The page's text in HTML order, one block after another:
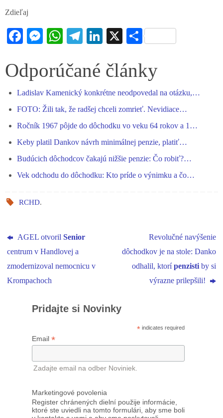
Zdieľaj
Fa
bo
ok
M
se
er
W
ts
pp
Te
gr
m
Li
ed
X S
re
Odporúčané články
Ladislav Kamenický konkrétne neodpovedal na otázku,…
FOTO: Žili tak, že radšej chceli zomrieť. Nevidiace…
Ročník 1967 pôjde do dôchodku vo veku 64 rokov a 1…
Keby platil Dankov návrh minimálnej penzie, platiť…
Budúcich dôchodcov čakajú nižšie penzie: Čo robiť?…
Vek odchodu do dôchodku: Kto príde o výnimku a čo…
RCHD.
AGEL otvorilSenior
centrum v Handlovej a
zmodernizoval nemocnicu v
Krompachoch
Revolučné navýšenie
dôchodkov je na stole: Danko
odhalil, ktorí penzistiby si
výrazne prilepšili!
Pridajte si Novinky
* indicates required
Email *
Zadajte email na odber Noviniek.
Marketingové povolenia
Register chránených dielní použije informácie,
ktoré ste uviedli na tomto formulári, aby sme boli